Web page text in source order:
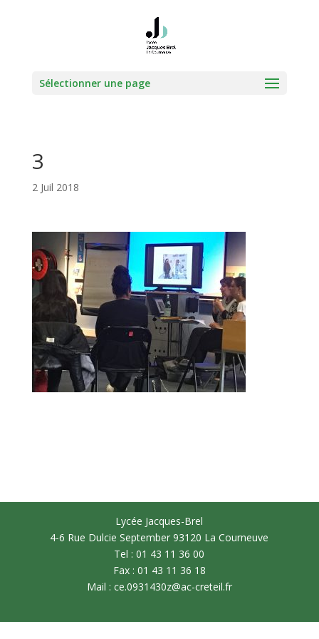
Sélectionner une page
3
2 Juil 2018
Lycée Jacques-Brel
4-6 Rue Dulcie September 93120 La Courneuve
Tel : 01 43 11 36 00
Fax : 01 43 11 36 18
Mail : ce.0931430z@ac-creteil.fr